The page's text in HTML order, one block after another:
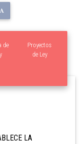
Proyectos
de Ley
de
LA